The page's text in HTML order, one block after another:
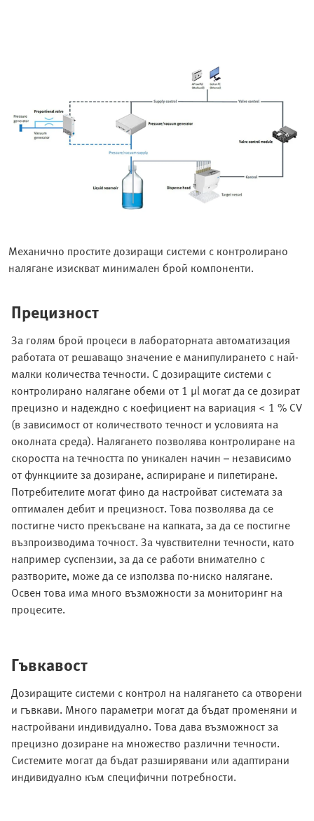
Механично простите дозиращи системи с контролирано
налягане изискват минимален брой компоненти.
Прецизност
За голям брой процеси в лабораторната автоматизация
работата от решаващо значение е манипулирането с най-
малки количества течности. С дозиращите системи с
контролирано налягане обеми от 1 μl могат да се дозират
прецизно и надеждно с коефициент на вариация < 1 % CV
(в зависимост от количеството течност и условията на
околната среда). Налягането позволява контролиране на
скоростта на течността по уникален начин – независимо
от функциите за дозиране, аспириране и пипетиране.
Потребителите могат фино да настройват системата за
оптимален дебит и прецизност. Това позволява да се
постигне чисто прекъсване на капката, за да се постигне
възпроизводима точност. За чувствителни течности, като
например суспензии, за да се работи внимателно с
разтворите, може да се използва по-ниско налягане.
Освен това има много възможности за мониторинг на
процесите.
Гъвкавост
Дозиращите системи с контрол на налягането са отворени
и гъвкави. Много параметри могат да бъдат променяни и
настройвани индивидуално. Това дава възможност за
прецизно дозиране на множество различни течности.
Системите могат да бъдат разширявани или адаптирани
индивидуално към специфични потребности.